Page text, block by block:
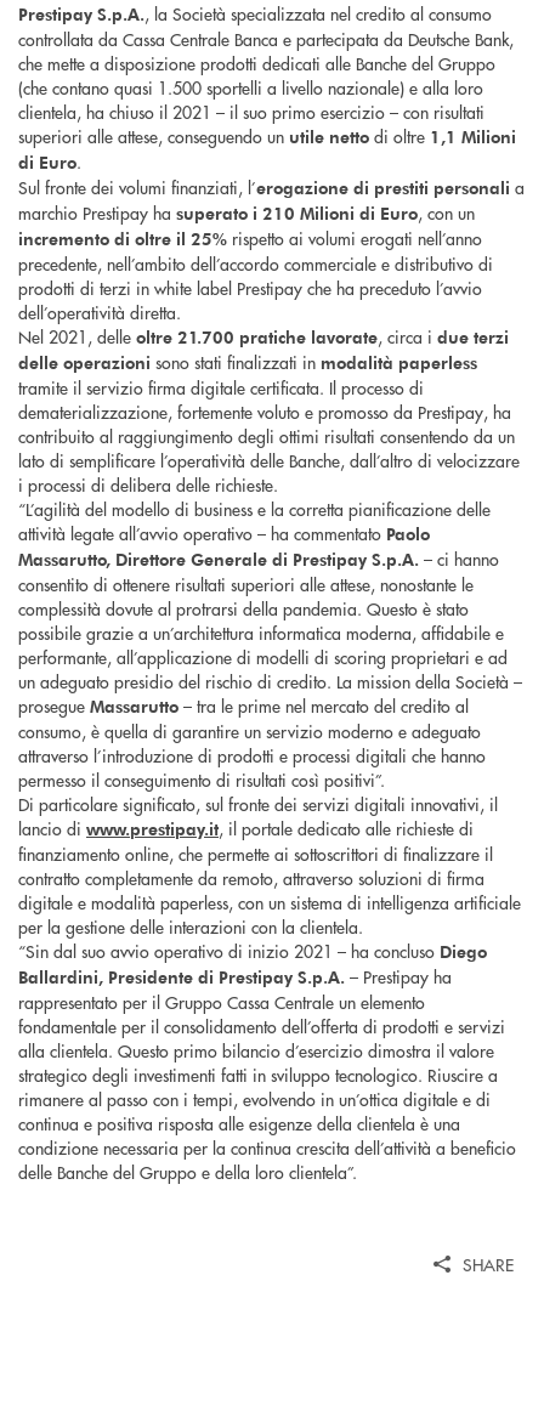
Prestipay S.p.A., la Società specializzata nel credito al consumo
controllata da Cassa Centrale Banca e partecipata da Deutsche Bank,
che mette a disposizione prodotti dedicati alle Banche del Gruppo
(che contano quasi 1.500 sportelli a livello nazionale) e alla loro
clientela, ha chiuso il 2021 – il suo primo esercizio – con risultati
superiori alle attese, conseguendo un utile netto di oltre 1,1 Milioni
di Euro.
Sul fronte dei volumi finanziati, l’erogazione di prestiti personali a
marchio Prestipay ha superato i 210 Milioni di Euro, con un
incremento di oltre il 25% rispetto ai volumi erogati nell’anno
precedente, nell’ambito dell’accordo commerciale e distributivo di
prodotti di terzi in white label Prestipay che ha preceduto l’avvio
dell’operatività diretta.
Nel 2021, delle oltre 21.700 pratiche lavorate, circa i due terzi
delle operazioni sono stati finalizzati in modalità paperless
tramite il servizio firma digitale certificata. Il processo di
dematerializzazione, fortemente voluto e promosso da Prestipay, ha
contribuito al raggiungimento degli ottimi risultati consentendo da un
lato di semplificare l’operatività delle Banche, dall’altro di velocizzare
i processi di delibera delle richieste.
“L’agilità del modello di business e la corretta pianificazione delle
attività legate all’avvio operativo – ha commentato Paolo
Massarutto, Direttore Generale di Prestipay S.p.A. – ci hanno
consentito di ottenere risultati superiori alle attese, nonostante le
complessità dovute al protrarsi della pandemia. Questo è stato
possibile grazie a un’architettura informatica moderna, affidabile e
performante, all’applicazione di modelli di scoring proprietari e ad
un adeguato presidio del rischio di credito. La mission della Società –
prosegue Massarutto – tra le prime nel mercato del credito al
consumo, è quella di garantire un servizio moderno e adeguato
attraverso l’introduzione di prodotti e processi digitali che hanno
permesso il conseguimento di risultati così positivi”.
Di particolare significato, sul fronte dei servizi digitali innovativi, il
lancio di www.prestipay.it, il portale dedicato alle richieste di
finanziamento online, che permette ai sottoscrittori di finalizzare il
contratto completamente da remoto, attraverso soluzioni di firma
digitale e modalità paperless, con un sistema di intelligenza artificiale
per la gestione delle interazioni con la clientela.
“Sin dal suo avvio operativo di inizio 2021 – ha concluso Diego
Ballardini, Presidente di Prestipay S.p.A. – Prestipay ha
rappresentato per il Gruppo Cassa Centrale un elemento
fondamentale per il consolidamento dell’offerta di prodotti e servizi
alla clientela. Questo primo bilancio d’esercizio dimostra il valore
strategico degli investimenti fatti in sviluppo tecnologico. Riuscire a
rimanere al passo con i tempi, evolvendo in un’ottica digitale e di
continua e positiva risposta alle esigenze della clientela è una
condizione necessaria per la continua crescita dell’attività a beneficio
delle Banche del Gruppo e della loro clientela”.
SHARE